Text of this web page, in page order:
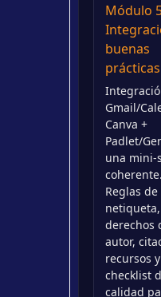
Módulo
buenas
prácticas
Gmail/
Canva +
Padlet/
una mini-
Reglas de
netiqueta,
derechos
autor,
recursos y
checklist
calidad